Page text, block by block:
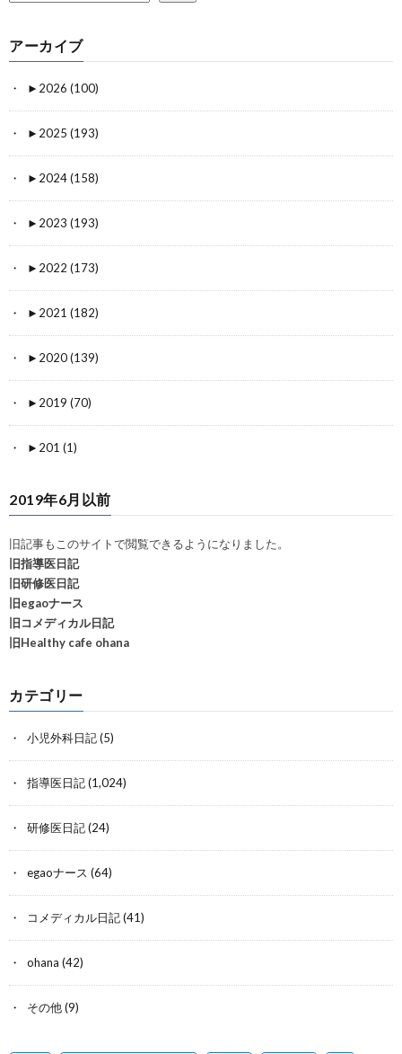
アーカイブ
► 2026 (100)
► 2025 (193)
► 2024 (158)
► 2023 (193)
► 2022 (173)
► 2021 (182)
► 2020 (139)
► 2019 (70)
► 201 (1)
2019年6月以前
旧記事もこのサイトで閲覧できるようになりました。
旧指導医日記
旧研修医日記
旧egaoナース
旧コメディカル日記
旧Healthy cafe ohana
カテゴリー
小児外科日記(5)
指導医日記(1,024)
研修医日記(24)
egaoナース (64)
コメディカル日記(41)
ohana (42)
その他(9)